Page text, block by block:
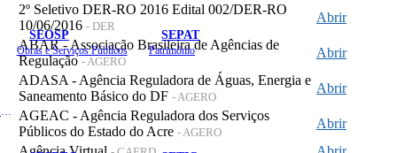
SEOSP
Obras e Serviços Públicos
SEPAT
Patrimônio
2º Seletivo DER-RO 2016 Edital 002/DER-RO
10/06/2016 - DER
Abrir
ABAR - Associação Brasileira de Agências de
Regulação- AGERO
Abrir
ADASA - Agência Reguladora de Águas, Energia e
Saneamento Básico do DF - AGERO
Abrir
AGEAC - Agência Reguladora dos Serviços
Públicos do Estado do Acre - AGERO
Abrir